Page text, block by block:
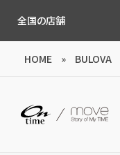
全国の店舗
HOME » BULOVA